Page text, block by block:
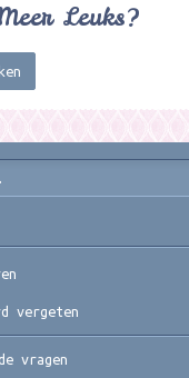
Leuks?
vergeten
vragen